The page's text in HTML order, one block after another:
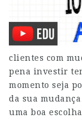
clientes com
pena investir
momento seja
da sua
uma boa